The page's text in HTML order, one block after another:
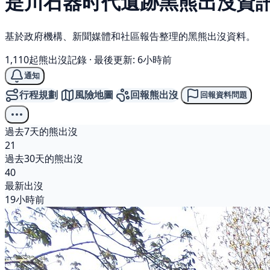
基於政府機構、新聞媒體和社區報告整理的黑熊出沒資料。
1,110起熊出沒記錄 · 最後更新: 6小時前
通知
行程規劃 風險地圖 回報熊出沒 回報資料問題
過去7天的熊出沒
21
過去30天的熊出沒
40
最新出沒
19小時前